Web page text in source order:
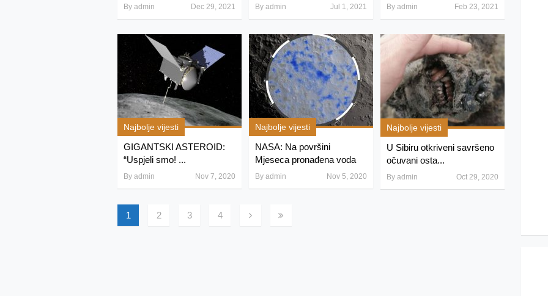
By admin Dec 29, 2021 By admin Jul 1, 2021 By admin Feb 23, 2021
Najbolje vijesti
GIGANTSKI ASTEROID:
“Uspjeli smo! ...
By admin Nov 7, 2020
Najbolje vijesti
NASA: Na površini
Mjeseca pronađena voda
By admin Nov 5, 2020
Najbolje vijesti
U Sibiru otkriveni savršeno
očuvani osta...
By admin Oct 29, 2020
1 2 3 4